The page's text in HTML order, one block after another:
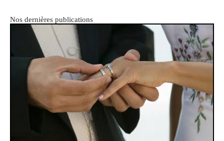
Nos dernières publications